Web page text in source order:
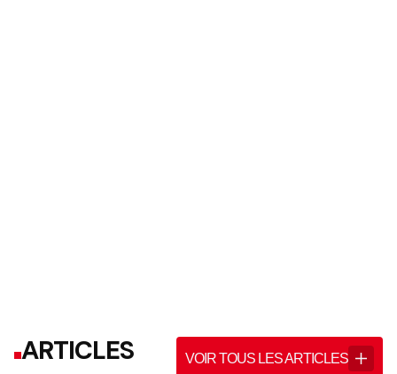
ARTICLES VOIR TOUS LES ARTICLES